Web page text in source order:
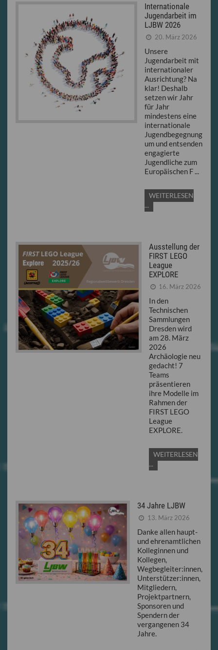
Internationale
Jugendarbeit im
LJBW 2026
20. März 2026
Unsere
Jugendarbeit mit
internationaler
Ausrichtung? Na
klar! Deshalb
setzen wir Jahr
für Jahr
mindestens eine
internationale
Jugendbegegnung
um und entsenden
engagierte
Jugendliche zum
Europäischen F ...
WEITERLESEN
...
Ausstellung der
FIRST LEGO
League
EXPLORE
16. März 2026
In den
Technischen
Sammlungen
Dresden wird
am 28. März
2026
Archäologie neu
gedacht! 7
Teams
präsentieren
ihre Modelle im
Rahmen der
FIRST LEGO
League
EXPLORE.
WEITERLESEN
...
34 Jahre LJBW
13. März 2026
Danke allen haupt-
und ehrenamtlichen
Kolleginnen und
Kollegen,
Wegbegleiter:innen,
Unterstützer:innen,
Mitgliedern,
Projektpartnern,
Sponsoren und
Spendern der
vergangenen 34
Jahre.